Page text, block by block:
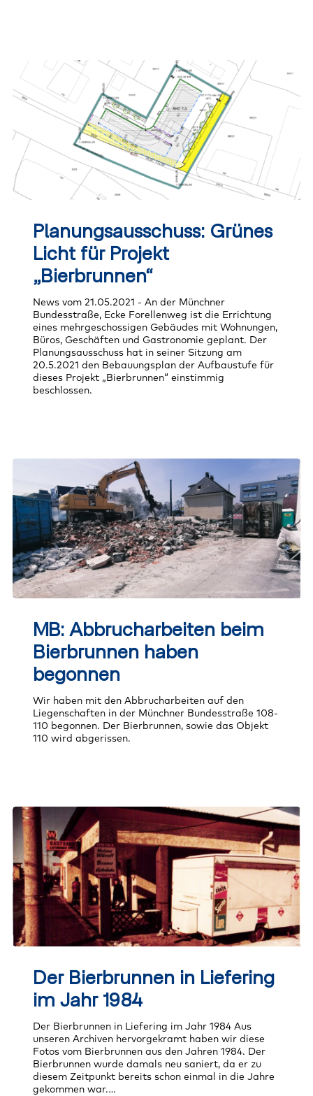
Projekt
„Bierbrunnen“
Planungsausschuss: Grünes
Licht für Projekt
„Bierbrunnen“
News vom 21.05.2021 - An der Münchner
Bundesstraße, Ecke Forellenweg ist die Errichtung
eines mehrgeschossigen Gebäudes mit Wohnungen,
Büros, Geschäften und Gastronomie geplant. Der
Planungsausschuss hat in seiner Sitzung am
20.5.2021 den Bebauungsplan der Aufbaustufe für
dieses Projekt „Bierbrunnen“ einstimmig
beschlossen.
Bierbrunnen
haben
begonnen
MB: Abbrucharbeiten beim
Bierbrunnen haben
begonnen
Wir haben mit den Abbrucharbeiten auf den
Liegenschaften in der Münchner Bundesstraße 108-
110 begonnen. Der Bierbrunnen, sowie das Objekt
110 wird abgerissen.
Liefering
Der Bierbrunnen in Liefering
im Jahr 1984
Der Bierbrunnen in Liefering im Jahr 1984 Aus
unseren Archiven hervorgekramt haben wir diese
Fotos vom Bierbrunnen aus den Jahren 1984. Der
Bierbrunnen wurde damals neu saniert, da er zu
diesem Zeitpunkt bereits schon einmal in die Jahre
gekommen war.…